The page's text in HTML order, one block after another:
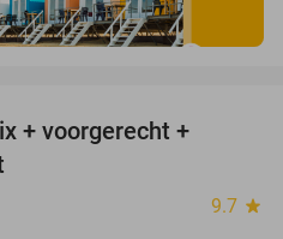
+ voorgerecht +
9.7 star